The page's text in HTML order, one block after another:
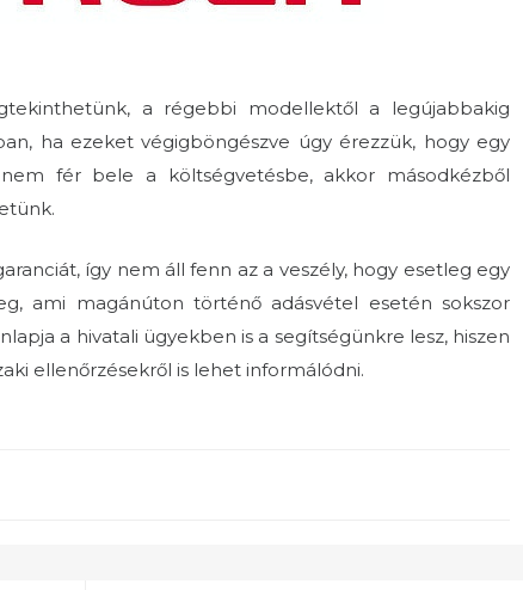
a régebbi modellektől a legújabbakig
ha ezeket végigböngészve úgy érezzük, hogy egy
fér bele a költségvetésbe, akkor másodkézből
így nem áll fenn az a veszély, hogy esetleg egy
ami magánúton történő adásvétel esetén sokszor
a hivatali ügyekben is a segítségünkre lesz, hiszen
ellenőrzésekről is lehet informálódni.